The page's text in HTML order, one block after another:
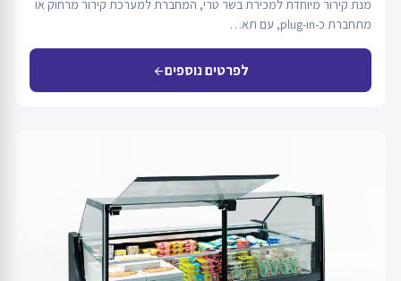
מנת קירור מיוחדת למכירת בשר טרי, המחברת למערכת קירור מרחוק או
מתחברת כ-plug-in, עם תא…
לפרטים נוספיםarrow_back